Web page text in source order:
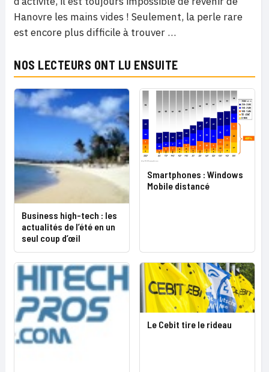
Hanovre les mains vides ! Seulement, la perle rare
est encore plus difficile à trouver …
NOS LECTEURS ONT LU ENSUITE
Business high-tech : les
actualités de l’été en un
seul coup d’œil
Smartphones : Windows
Mobile distancé
Le Cebit tire le rideau